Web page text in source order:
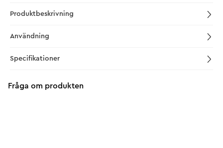
Produktbeskrivning
Användning
Specifikationer
Fråga om produkten